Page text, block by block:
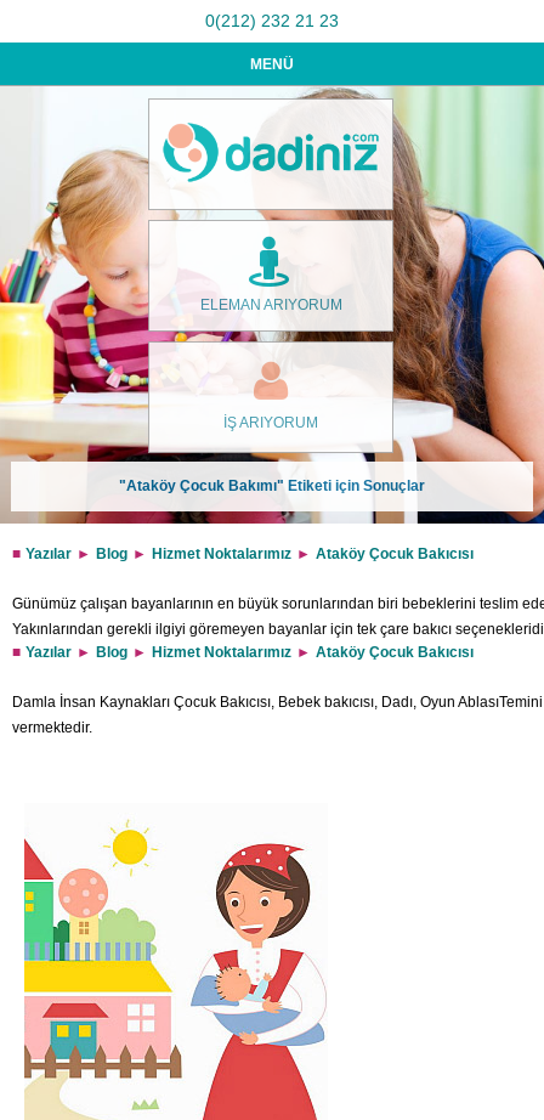
0(212) 232 21 23
MENÜ
ELEMAN ARIYORUM
İŞ ARIYORUM
"Ataköy Çocuk Bakımı" Etiketi için Sonuçlar
Yazılar Blog Hizmet Noktalarımız Ataköy Çocuk Bakıcısı
Günümüz çalışan bayanlarının en büyük sorunlarından biri bebeklerini teslim
Yakınlarından gerekli ilgiyi göremeyen bayanlar için tek çare bakıcı
yargıyla yaklaşmaktadır. Bu konuda bütün ön yargıları yıkan firmamızın Ataköy
alanında başarılı firmalardan biridir. Bebeğinizin bakımı ve gelişimi içi
Yazılar Blog Hizmet Noktalarımız Ataköy Çocuk Bakıcısı
Damla İnsan Kaynakları Çocuk Bakıcısı, Bebek bakıcısı, Dadı, Oyun
vermektedir.